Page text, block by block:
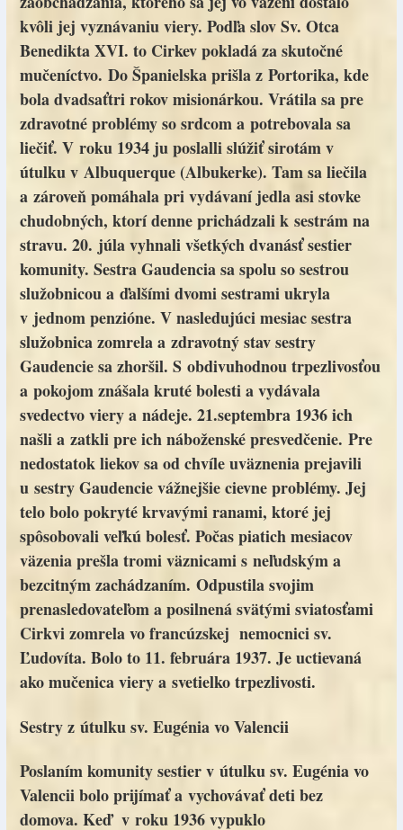
kvôli jej vyznávaniu viery. Podľa slov Sv. Otca
Benedikta XVI. to Cirkev pokladá za skutočné
mučeníctvo. Do Španielska prišla z Portorika, kde
bola dvadsaťtri rokov misionárkou. Vrátila sa pre
zdravotné problémy so srdcom a potrebovala sa
liečiť. V roku 1934 ju poslalli slúžiť sirotám v
útulku v Albuquerque (Albukerke). Tam sa liečila
a zároveň pomáhala pri vydávaní jedla asi stovke
chudobných, ktorí denne prichádzali k sestrám na
stravu. 20. júla vyhnali všetkých dvanásť sestier
komunity. Sestra Gaudencia sa spolu so sestrou
služobnicou a ďalšími dvomi sestrami ukryla
v jednom penzióne. V nasledujúci mesiac sestra
služobnica zomrela a zdravotný stav sestry
Gaudencie sa zhoršil. S obdivuhodnou trpezlivosťou
a pokojom znášala kruté bolesti a vydávala
svedectvo viery a nádeje. 21.septembra 1936 ich
našli a zatkli pre ich náboženské presvedčenie. Pre
nedostatok liekov sa od chvíle uväznenia prejavili
u sestry Gaudencie vážnejšie cievne problémy. Jej
telo bolo pokryté krvavými ranami, ktoré jej
spôsobovali veľkú bolesť. Počas piatich mesiacov
väzenia prešla tromi väznicami s neľudským a
bezcitným zachádzaním. Odpustila svojim
prenasledovateľom a posilnená svätými sviatosťami
Cirkvi zomrela vo francúzskej nemocnici sv.
Ľudovíta. Bolo to 11. februára 1937. Je uctievaná
ako mučenica viery a svetielko trpezlivosti.
Sestry z útulku sv. Eugénia vo Valencii
Poslaním komunity sestier v útulku sv. Eugénia vo
Valencii bolo prijímať a vychovávať deti bez
domova. Keď v roku 1936 vypuklo